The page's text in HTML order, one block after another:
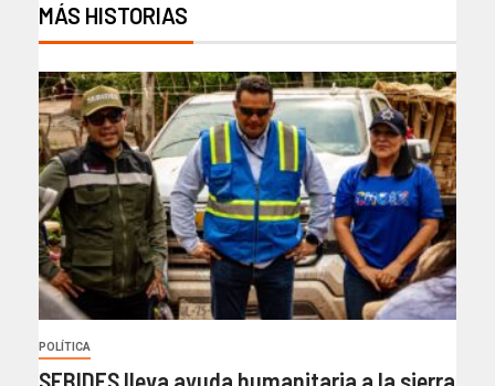
MÁS HISTORIAS
POLÍTICA